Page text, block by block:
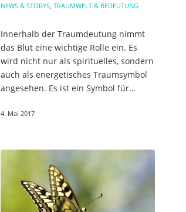
NEWS & STORYS ,TRAUMWELT & BEDEUTUNG
Innerhalb der Traumdeutung nimmt
das Blut eine wichtige Rolle ein. Es
wird nicht nur als spirituelles, sondern
auch als energetisches Traumsymbol
angesehen. Es ist ein Symbol für
Vitalität. Gleichzeitig steht…
4. Mai 2017